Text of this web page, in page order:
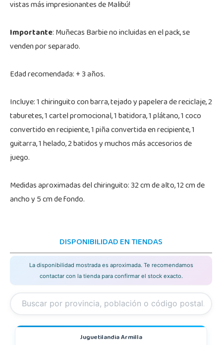
vistas más impresionantes de Malibú!
Importante: Muñecas Barbie no incluidas en el pack, se
venden por separado.
Edad recomendada: + 3 años.
Incluye: 1 chiringuito con barra, tejado y papelera de reciclaje, 2
taburetes, 1 cartel promocional, 1 batidora, 1 plátano, 1 coco
convertido en recipiente, 1 piña convertida en recipiente, 1
guitarra, 1 helado, 2 batidos y muchos más accesorios de
juego.
Medidas aproximadas del chiringuito: 32 cm de alto, 12 cm de
ancho y 5 cm de fondo.
DISPONIBILIDAD EN TIENDAS
La disponibilidad mostrada es aproximada. Te recomendamos
contactar con la tienda para confirmar el stock exacto.
Juguetilandia Armilla